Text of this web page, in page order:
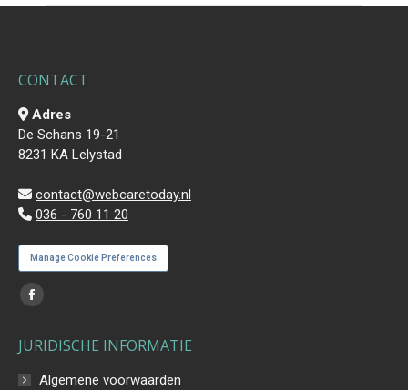
CONTACT
Adres
De Schans 19-21
8231 KA Lelystad
contact@webcaretoday.nl
036 - 760 11 20
Manage Cookie Preferences
Vind ons op:
Facebook
opens
in
JURIDISCHE INFORMATIE
Algemene voorwaarden